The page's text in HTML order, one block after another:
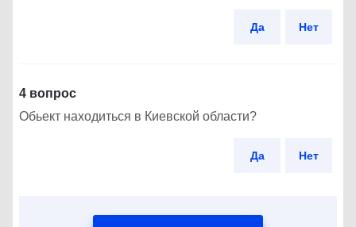
Да Нет
4 вопрос
Обьект находиться в Киевской области?
Да Нет